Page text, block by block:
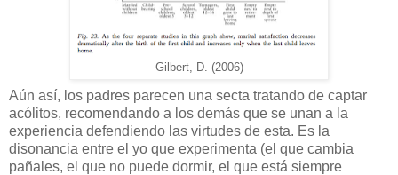
Gilbert, D. (2006)
Aún así, los padres parecen una secta tratando de captar
acólitos, recomendando a los demás que se unan a la
experiencia defendiendo las virtudes de esta. Es la
disonancia entre el yo que experimenta (el que cambia
pañales, el que no puede dormir, el que está siempre